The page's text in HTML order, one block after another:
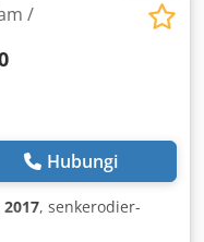
/
Hubungi
2017, senkerodier-